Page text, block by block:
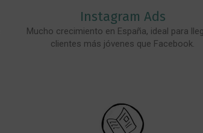
Instagram Ads
Mucho crecimiento en España, ideal para
clientes más jóvenes que Facebook.